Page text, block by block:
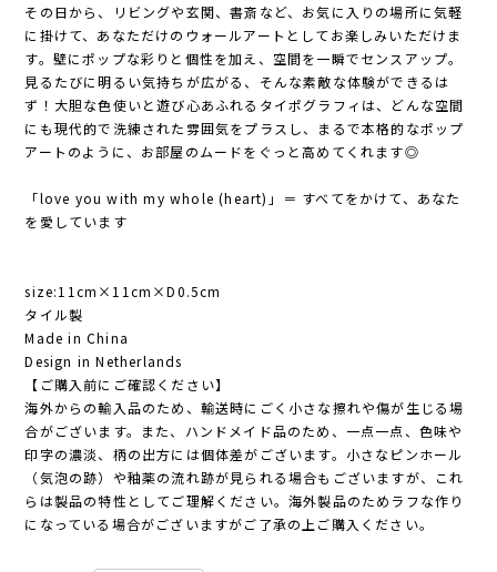
その日から、リビングや玄関、書斎など、お気に入りの場所に気軽
に掛けて、あなただけのウォールアートとしてお楽しみいただけま
す。壁にポップな彩りと個性を加え、空間を一瞬でセンスアップ。
見るたびに明るい気持ちが広がる、そんな素敵な体験ができるは
ず！大胆な色使いと遊び心あふれるタイポグラフィは、どんな空間
にも現代的で洗練された雰囲気をプラスし、まるで本格的なポップ
アートのように、お部屋のムードをぐっと高めてくれます◎
「love you with my whole (heart)」＝ すべてをかけて、あなた
を愛しています
size:11cm×11cm×D0.5cm
タイル製
Made in China
Design in Netherlands
【ご購入前にご確認ください】
海外からの輸入品のため、輸送時にごく小さな擦れや傷が生じる場
合がございます。また、ハンドメイド品のため、一点一点、色味や
印字の濃淡、柄の出方には個体差がございます。小さなピンホール
（気泡の跡）や釉薬の流れ跡が見られる場合もございますが、これ
らは製品の特性としてご理解ください。海外製品のためラフな作り
になっている場合がございますがご了承の上ご購入ください。